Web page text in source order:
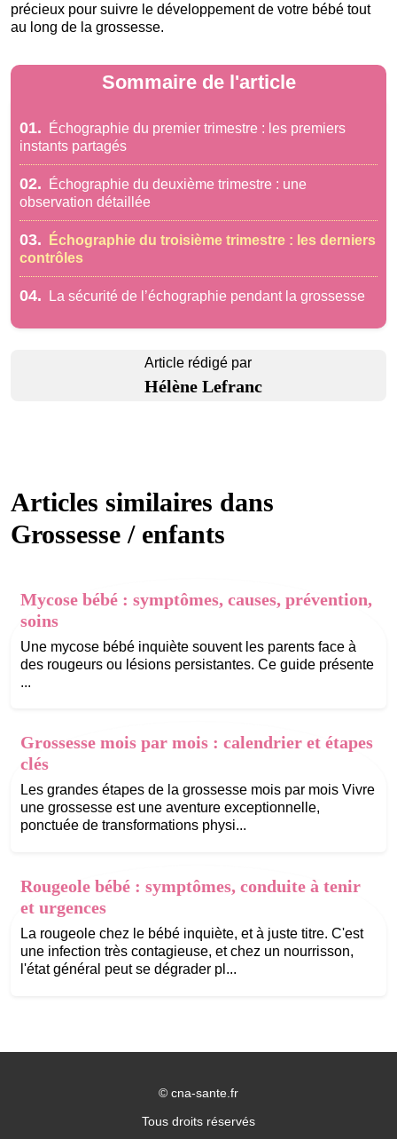
précieux pour suivre le développement de votre bébé tout
au long de la grossesse.
Sommaire de l'article
01.
Échographie du premier trimestre : les premiers
instants partagés
02.
Échographie du deuxième trimestre : une
observation détaillée
03.
Échographie du troisième trimestre : les derniers
contrôles
04. La sécurité de l’échographie pendant la grossesse
Article rédigé par
Hélène Lefranc
Articles similaires dans
Grossesse / enfants
Mycose bébé : symptômes, causes, prévention,
soins
Une mycose bébé inquiète souvent les parents face à
des rougeurs ou lésions persistantes. Ce guide présente
...
Grossesse mois par mois : calendrier et étapes
clés
Les grandes étapes de la grossesse mois par mois Vivre
une grossesse est une aventure exceptionnelle,
ponctuée de transformations physi...
Rougeole bébé : symptômes, conduite à tenir
et urgences
La rougeole chez le bébé inquiète, et à juste titre. C'est
une infection très contagieuse, et chez un nourrisson,
l'état général peut se dégrader pl...
© cna-sante.fr
Tous droits réservés